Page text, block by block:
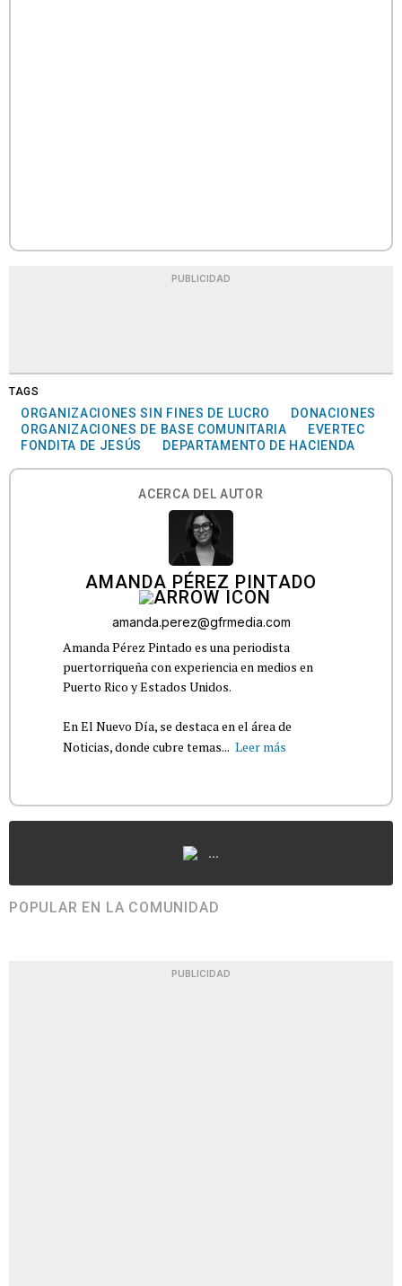
PUBLICIDAD
TAGS
ORGANIZACIONES SIN FINES DE LUCRO
DONACIONES
ORGANIZACIONES DE BASE COMUNITARIA
EVERTEC
FONDITA DE JESÚS
DEPARTAMENTO DE HACIENDA
ACERCA DEL AUTOR
AMANDA PÉREZ PINTADO
amanda.perez@gfrmedia.com
Amanda Pérez Pintado es una periodista
puertorriqueña con experiencia en medios en
Puerto Rico y Estados Unidos.
En El Nuevo Día, se destaca en el área de
Noticias, donde cubre temas... Leer más
...
POPULAR EN LA COMUNIDAD
PUBLICIDAD